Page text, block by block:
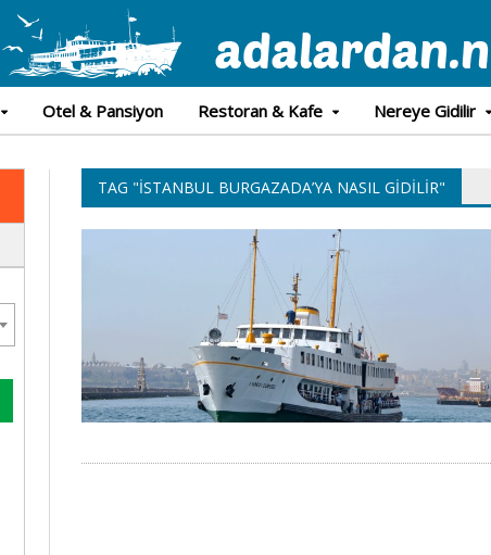
Otel & Pansiyon Restoran & Kafe Nereye Gidilir
TAG "İSTANBUL BURGAZADA’YA NASIL GIDILIR"